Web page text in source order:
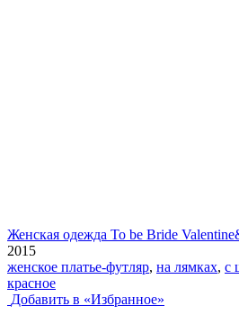
Женская одежда To be Bride
2015
женское платье-футляр, на лямках, с
красное
Добавить в «Избранное»